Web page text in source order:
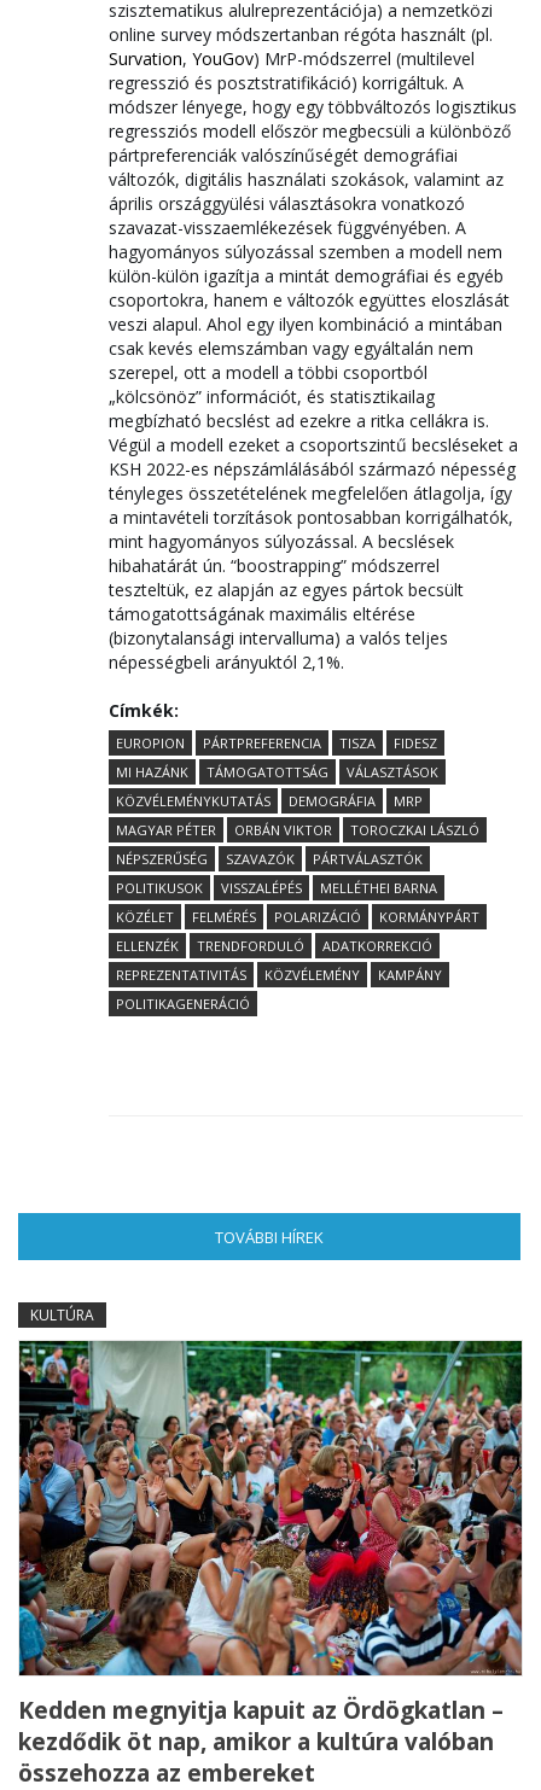
szisztematikus alulreprezentációja) a nemzetközi
online survey módszertanban régóta használt (pl.
Survation, YouGov) MrP-módszerrel (multilevel
regresszió és posztstratifikáció) korrigáltuk. A
módszer lényege, hogy egy többváltozós logisztikus
regressziós modell először megbecsüli a különböző
pártpreferenciák valószínűségét demográfiai
változók, digitális használati szokások, valamint az
április országgyülési választásokra vonatkozó
szavazat-visszaemlékezések függvényében. A
hagyományos súlyozással szemben a modell nem
külön-külön igazítja a mintát demográfiai és egyéb
csoportokra, hanem e változók együttes eloszlását
veszi alapul. Ahol egy ilyen kombináció a mintában
csak kevés elemszámban vagy egyáltalán nem
szerepel, ott a modell a többi csoportból
„kölcsönöz” információt, és statisztikailag
megbízható becslést ad ezekre a ritka cellákra is.
Végül a modell ezeket a csoportszintű becsléseket a
KSH 2022-es népszámlálásából származó népesség
tényleges összetételének megfelelően átlagolja, így
a mintavételi torzítások pontosabban korrigálhatók,
mint hagyományos súlyozással. A becslések
hibahatárát ún. “boostrapping” módszerrel
teszteltük, ez alapján az egyes pártok becsült
támogatottságának maximális eltérése
(bizonytalansági intervalluma) a valós teljes
népességbeli arányuktól 2,1%.
Címkék:
EUROPION PÁRTPREFERENCIA TISZA
FIDESZ
MI HAZÁNK
TÁMOGATOTTSÁG
VÁLASZTÁSOK
KÖZVÉLEMÉNYKUTATÁS
DEMOGRÁFIA
MRP
MAGYAR PÉTER
ORBÁN VIKTOR
TOROCZKAI LÁSZLÓ
NÉPSZERŰSÉG
SZAVAZÓK
PÁRTVÁLASZTÓK
POLITIKUSOK
VISSZALÉPÉS
MELLÉTHEI BARNA
KÖZÉLET
FELMÉRÉS POLARIZÁCIÓ
KORMÁNYPÁRT
ELLENZÉK
TRENDFORDULÓ
ADATKORREKCIÓ
REPREZENTATIVITÁS
KÖZVÉLEMÉNY
KAMPÁNY
POLITIKAGENERÁCIÓ
TOVÁBBI HÍREK
KULTÚRA
Kedden megnyitja kapuit az Ördögkatlan –
kezdődik öt nap, amikor a kultúra valóban
összehozza az embereket